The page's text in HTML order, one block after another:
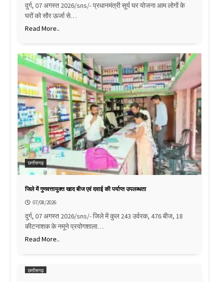
दुर्ग, 07 अगस्त 2026/sns/- प्रधानमंत्री सूर्य घर योजना आम लोगों के
घरों को सौर ऊर्जा से…
Read More..
छत्तीसगढ़
जिले में गुणवत्तायुक्त खाद बीज एवं दवाई की पर्याप्त उपलब्धता
07/08/2026
दुर्ग, 07 अगस्त 2026/sns/- जिले में कुल 243 उर्वरक, 476 बीज, 18
कीटनाशक के नमूने प्रयोगशाला…
Read More..
छत्तीसगढ़